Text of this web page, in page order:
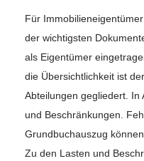
Für
der wichtigsten
als Eigentümer
die Übersichtlichkeit ist
Abteilungen gegliedert. In
und Beschränkungen.
Grundbuchauszug
Zu den Lasten und